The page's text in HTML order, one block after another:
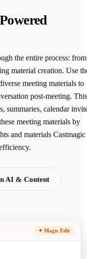
the entire process: from
material creation. Use
meeting materials to
post-meeting. This
summaries, calendar
meeting materials by
and materials Castmagic
AI & Content
✦ Magic Edit